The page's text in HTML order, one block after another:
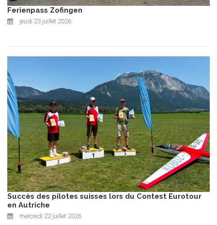
Ferienpass Zofingen
jeudi 23 juillet 2026
Succès des pilotes suisses lors du Contest Eurotour
en Autriche
mercredi 22 juillet 2026